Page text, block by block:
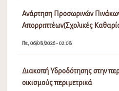
Ανάρτηση Προσωρινών
Απορριπτέων(Σχολικές
Πε, 06/08/2026 - 02:08
Διακοπή Υδροδότησης στην
οικισμούς περιμετρικά